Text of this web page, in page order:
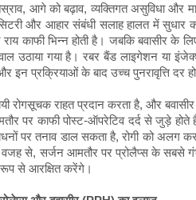
आगे को बढ़ाव, व्यक्तिगत असुविधा और
और आहार संबंधी सलाह हालत में
काफी भिन्न होती है। जबकि बवासीर के
उठाया गया है। रबर बैंड लाइगेशन या
इन प्रक्रियाओं के बाद उच्च पुनरावृत्ति दर
रोगसूचक राहत प्रदान करता है, और
पर काफी पोस्ट-ऑपरेटिव दर्द से जुड़े
पर तनाव डाल सकता है, रोगी को अलग
से, सर्जन आमतौर पर प्रोलैप्स के सबसे
रूप से आरक्षित करेंगे।